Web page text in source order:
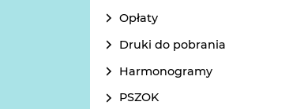
Opłaty
Druki do pobrania
Harmonogramy
PSZOK